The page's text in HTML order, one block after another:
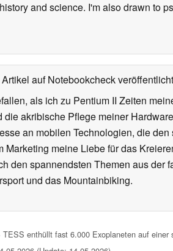
and science. I'm also drawn to
auf Notebookcheck veröffentlicht
als ich zu Pentium II Zeiten
akribische Pflege meiner
an mobilen Technologien, die
meine Liebe für das
den spannendsten Themen aus der
und das Mountainbiking.
TESS enthüllt fast 6.000 Exoplaneten auf einer